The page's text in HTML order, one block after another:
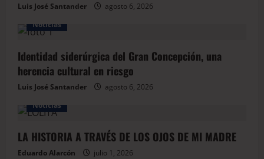
Luis José Santander
agosto 6, 2026
Noticias
Identidad siderúrgica del Gran Concepción, una
herencia cultural en riesgo
Luis José Santander
agosto 6, 2026
Noticias
LA HISTORIA A TRAVÉS DE LOS OJOS DE MI MADRE
Eduardo Alarcón
julio 1, 2026